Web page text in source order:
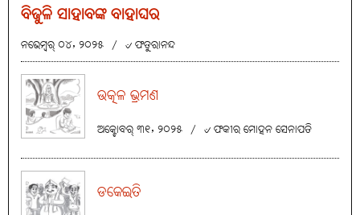
ବିଜୁଳି ସାହାବଙ୍କ ବାହାଘର
ନଭେମ୍ବର୍ ୦୪, ୨୦୨୫ / ୰ ଫତୁରାନନ୍ଦ
ଉତ୍କଳ ଭ୍ରମଣ
ଅକ୍ଟୋବର୍ ୩୧, ୨୦୨୫ / ୰ ଫକୀର ମୋହନ ସେନାପତି
ଡକେଇତି